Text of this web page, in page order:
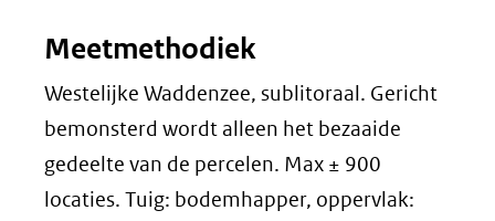
Meetmethodiek
Westelijke Waddenzee, sublitoraal. Gericht
bemonsterd wordt alleen het bezaaide
gedeelte van de percelen. Max ± 900
locaties. Tuig: bodemhapper, oppervlak: